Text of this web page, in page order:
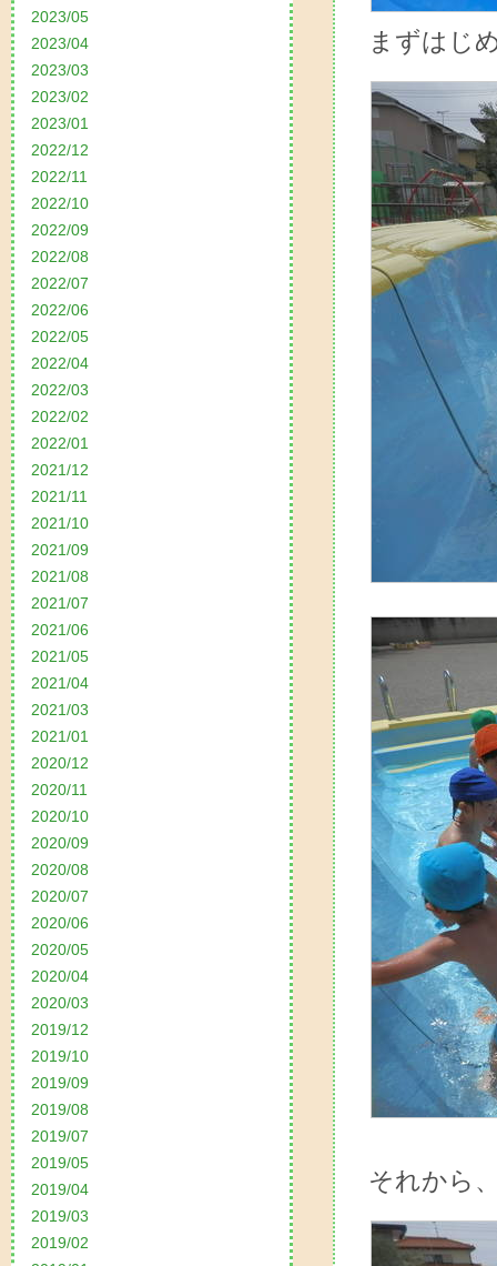
2023/05
2023/04
2023/03
2023/02
2023/01
2022/12
2022/11
2022/10
2022/09
2022/08
2022/07
2022/06
2022/05
2022/04
2022/03
2022/02
2022/01
2021/12
2021/11
2021/10
2021/09
2021/08
2021/07
2021/06
2021/05
2021/04
2021/03
2021/01
2020/12
2020/11
2020/10
2020/09
2020/08
2020/07
2020/06
2020/05
2020/04
2020/03
2019/12
2019/10
2019/09
2019/08
2019/07
2019/05
2019/04
2019/03
2019/02
まずはじ
それから